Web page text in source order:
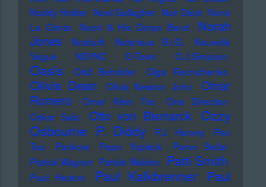
Noddy Holder Noel Gallagher Noir Désir Nono
La Grinta
Noori & His Dorpa Band
Norah
Jones
Notdurft Notorious B.I.G.
Nouvelle
Vague
NSYNC O-Town O.J.Simpson
Oasis Odd Beholder Olga Reznichenko
Olivia Dean Olivia Newton John
Omar
Romero
Omer Klein Trio
One Direction
Oskar Sala
Otto von Bismarck Ozzy
Osbourne
P. Diddy P.J. Harvey
Pan
Tau
Pankow Papo Yoplack
Parov Stelar
Patrick Wagner Patrick Walden Patti Smith
Paul Heaton Paul Kalkbrenner
Paul